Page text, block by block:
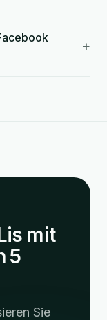
+
mit
5
Sie